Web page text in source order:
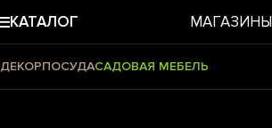
КАТАЛОГ МАГАЗИНЫ
ДЕКОРПОСУДАСАДОВАЯ МЕБЕЛЬ